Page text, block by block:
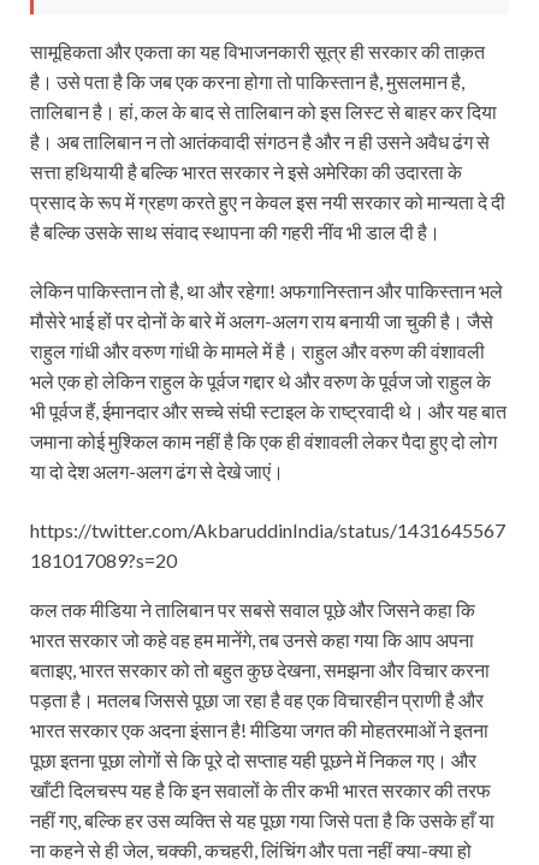
सामूहिकता और एकता का यह विभाजनकारी सूत्र ही सरकार की ताक़त
है। उसे पता है कि जब एक करना होगा तो पाकिस्तान है, मुसलमान है,
तालिबान है। हां, कल के बाद से तालिबान को इस लिस्ट से बाहर कर दिया
है। अब तालिबान न तो आतंकवादी संगठन है और न ही उसने अवैध ढंग से
सत्ता हथियायी है बल्कि भारत सरकार ने इसे अमेरिका की उदारता के
प्रसाद के रूप में ग्रहण करते हुए न केवल इस नयी सरकार को मान्यता दे दी
है बल्कि उसके साथ संवाद स्थापना की गहरी नींव भी डाल दी है।
लेकिन पाकिस्तान तो है, था और रहेगा! अफगानिस्तान और पाकिस्तान भले
मौसेरे भाई हों पर दोनों के बारे में अलग-अलग राय बनायी जा चुकी है। जैसे
राहुल गांधी और वरुण गांधी के मामले में है। राहुल और वरुण की वंशावली
भले एक हो लेकिन राहुल के पूर्वज गद्दार थे और वरुण के पूर्वज जो राहुल के
भी पूर्वज हैं, ईमानदार और सच्चे संघी स्टाइल के राष्ट्रवादी थे। और यह बात
जमाना कोई मुश्किल काम नहीं है कि एक ही वंशावली लेकर पैदा हुए दो लोग
या दो देश अलग-अलग ढंग से देखे जाएं।
https://twitter.com/AkbaruddinIndia/status/1431645567
181017089?s=20
कल तक मीडिया ने तालिबान पर सबसे सवाल पूछे और जिसने कहा कि
भारत सरकार जो कहे वह हम मानेंगे, तब उनसे कहा गया कि आप अपना
बताइए, भारत सरकार को तो बहुत कुछ देखना, समझना और विचार करना
पड़ता है। मतलब जिससे पूछा जा रहा है वह एक विचारहीन प्राणी है और
भारत सरकार एक अदना इंसान है! मीडिया जगत की मोहतरमाओं ने इतना
पूछा इतना पूछा लोगों से कि पूरे दो सप्ताह यही पूछने में निकल गए। और
खाँटी दिलचस्प यह है कि इन सवालों के तीर कभी भारत सरकार की तरफ
नहीं गए, बल्कि हर उस व्यक्ति से यह पूछा गया जिसे पता है कि उसके हाँ या
ना कहने से ही जेल, चक्की, कचहरी, लिंचिंग और पता नहीं क्या-क्या हो